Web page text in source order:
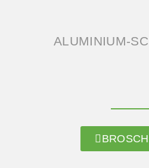
ALUMINIUM-